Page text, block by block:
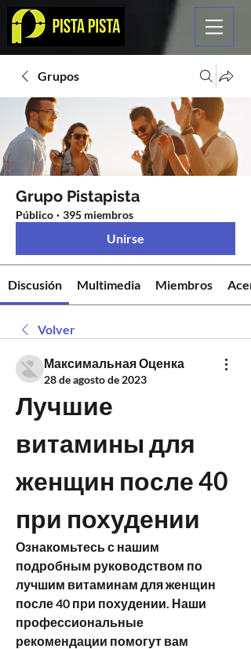
Grupos
Grupo Pistapista
Público · 395 miembros
Unirse
Discusión Multimedia Miembros
Volver
Максимальная Оценка
28 de agosto de 2023
Лучшие
витамины для
женщин после 40
при похудении
Ознакомьтесь с нашим
подробным руководством по
лучшим витаминам для женщин
после 40 при похудении. Наши
профессиональные
рекомендации помогут вам